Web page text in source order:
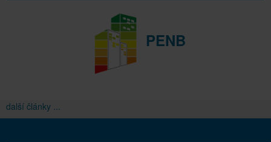
PENB
další články ...